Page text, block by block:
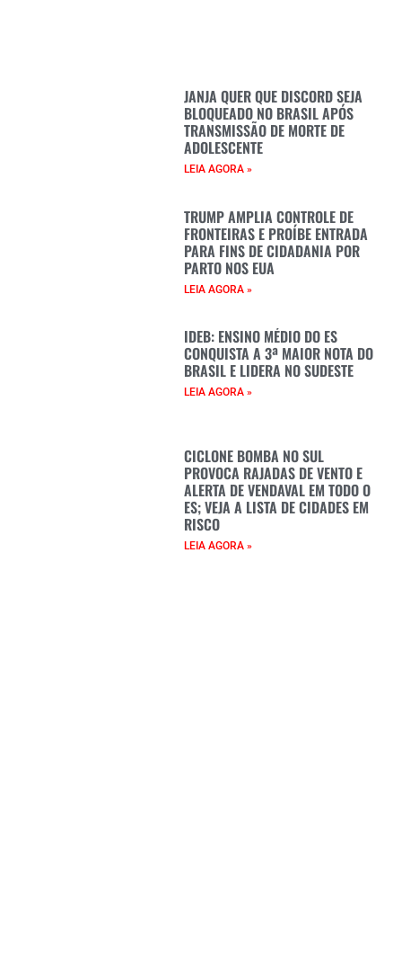
JANJA QUER QUE DISCORD SEJA
BLOQUEADO NO BRASIL APÓS
TRANSMISSÃO DE MORTE DE
ADOLESCENTE
LEIA AGORA »
TRUMP AMPLIA CONTROLE DE
FRONTEIRAS E PROÍBE ENTRADA
PARA FINS DE CIDADANIA POR
PARTO NOS EUA
LEIA AGORA »
IDEB: ENSINO MÉDIO DO ES
CONQUISTA A 3ª MAIOR NOTA DO
BRASIL E LIDERA NO SUDESTE
LEIA AGORA »
CICLONE BOMBA NO SUL
PROVOCA RAJADAS DE VENTO E
ALERTA DE VENDAVAL EM TODO O
ES; VEJA A LISTA DE CIDADES EM
RISCO
LEIA AGORA »